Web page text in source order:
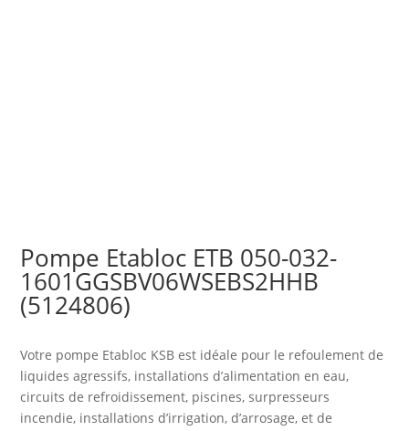
Pompe Etabloc ETB 050-032-
1601GGSBV06WSEBS2HHB
(5124806)
Votre pompe Etabloc KSB est idéale pour le refoulement de
liquides agressifs, installations d’alimentation en eau,
circuits de refroidissement, piscines, surpresseurs
incendie, installations d’irrigation, d’arrosage, et de